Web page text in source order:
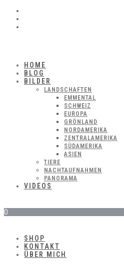
HOME
BLOG
BILDER
LANDSCHAFTEN
EMMENTAL
SCHWEIZ
EUROPA
GRÖNLAND
NORDAMERIKA
ZENTRALAMERIKA
SÜDAMERIKA
ASIEN
TIERE
NACHTAUFNAHMEN
PANORAMA
VIDEOS
0
SHOP
KONTAKT
ÜBER MICH